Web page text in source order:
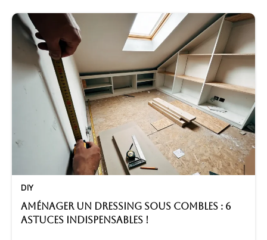
DIY
Aménager un dressing sous combles : 6
astuces indispensables !